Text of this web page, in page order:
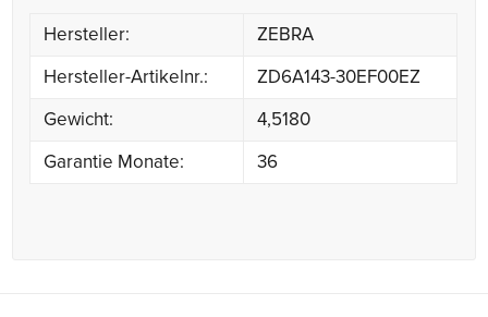
Hersteller:
ZEBRA
Hersteller-Artikelnr.:
ZD6A143-30EF00EZ
Gewicht:
4,5180
Garantie Monate:
36